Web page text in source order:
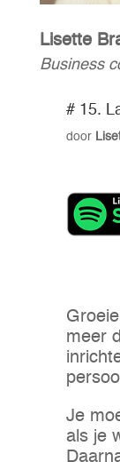
Lisette
Business
# 15.
door
meer
Je
als je